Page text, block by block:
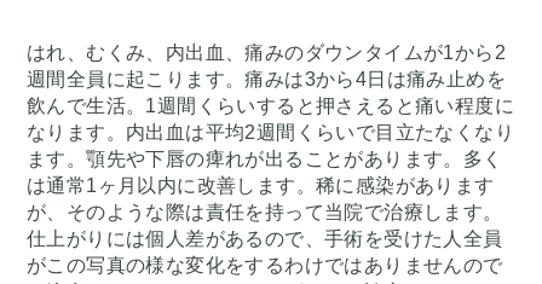
はれ、むくみ、内出血、痛みのダウンタイムが1から2
週間全員に起こります。痛みは3から4日は痛み止めを
飲んで生活。1週間くらいすると押さえると痛い程度に
なります。内出血は平均2週間くらいで目立たなくなり
ます。顎先や下唇の痺れが出ることがあります。多く
は通常1ヶ月以内に改善します。稀に感染があります
が、そのような際は責任を持って当院で治療します。
仕上がりには個人差があるので、手術を受けた人全員
がこの写真の様な変化をするわけではありませんので